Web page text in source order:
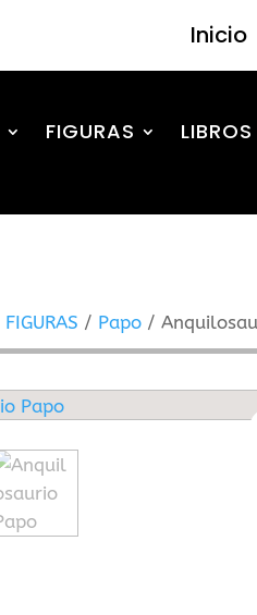
Inicio
FIGURAS LIBROS
FIGURAS / Papo /